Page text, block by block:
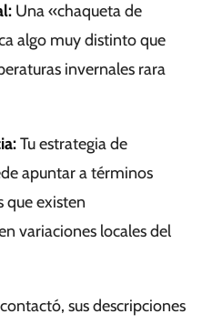
Una «chaqueta de
algo muy distinto que
invernales rara
Tu estrategia de
apuntar a términos
existen
variaciones locales del
sus descripciones